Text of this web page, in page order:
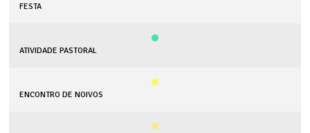
FESTA
ATIVIDADE PASTORAL
ENCONTRO DE NOIVOS